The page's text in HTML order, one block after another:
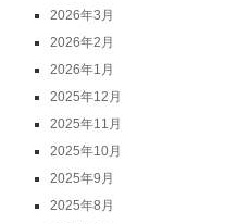
2026年3月
2026年2月
2026年1月
2025年12月
2025年11月
2025年10月
2025年9月
2025年8月